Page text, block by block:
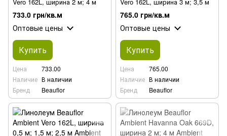
Vero 162L, ширина 2 м; 4 м
733.0 грн/кв.м
Оптовые цены
Купить
Цена
733.00
Наличие В наличии
Бренд
Beauflor
Vero 162L, ширина 3 м; 3,5 м
765.0 грн/кв.м
Оптовые цены
Купить
Цена
765.00
Наличие В наличии
Бренд
Beauflor